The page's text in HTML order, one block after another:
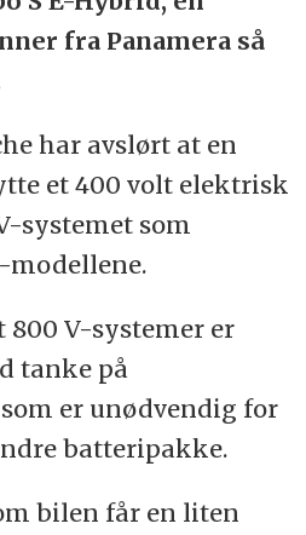
fra Panamera så
har avslørt at en
et 400 volt elektrisk
systemet som
modellene.
V-systemer er
tanke på
er unødvendig for
batteripakke.
bilen får en liten